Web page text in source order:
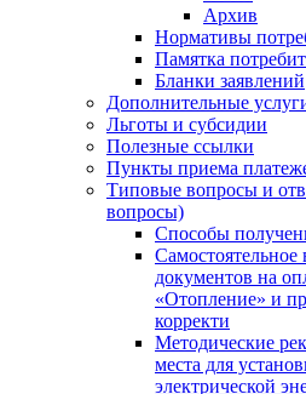
Архив
Нормативы
Памятка
Бланки заявлений
Дополнительные
Льготы и субсидии
Полезные ссылки
Пункты приема
Типовые вопросы и
вопросы)
Способы
документов на
«Отопление» и
корректи
Методические
места для
электрической